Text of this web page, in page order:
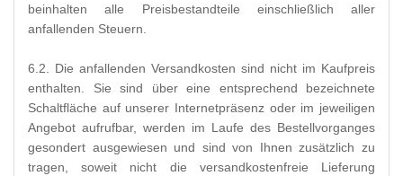
beinhalten alle Preisbestandteile einschließlich aller
anfallenden Steuern.
6.2. Die anfallenden Versandkosten sind nicht im Kaufpreis
enthalten. Sie sind über eine entsprechend bezeichnete
Schaltfläche auf unserer Internetpräsenz oder im jeweiligen
Angebot aufrufbar, werden im Laufe des Bestellvorganges
gesondert ausgewiesen und sind von Ihnen zusätzlich zu
tragen, soweit nicht die versandkostenfreie Lieferung